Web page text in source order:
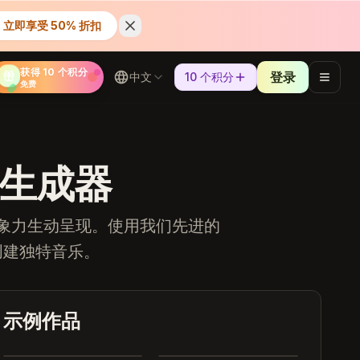
立即享受 50% 折扣
获得 10 个积分
免费 中文 10 个积分 登录
成器
力生动呈现。使用我们先进的
独特音乐。
示例作品
Heartbreak Souvenirs
4:12
Summer Dreams
3:28 4:05